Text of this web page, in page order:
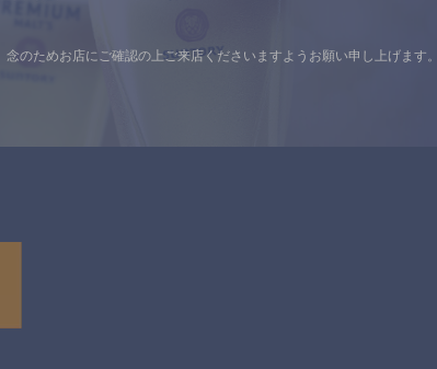
念のためお店にご確認の上ご来店くださいますようお願い申し上げます。